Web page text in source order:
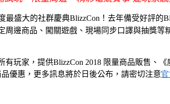
最盛大的社群慶典BlizzCon ！去年備受好評的
周邊商品、闖關遊戲、現場同步口譯與抽獎等
有玩家，提供BlizzCon 2018 限量商品販售、
優惠，更多訊息將於日後公布，請密切注意